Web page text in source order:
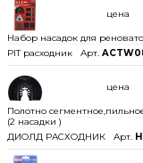
Набор насадок для
PIT расходник
Арт.
цена
Полотно
(2 насадки )
ДИОЛД РАСХОДНИК
Арт.
цена